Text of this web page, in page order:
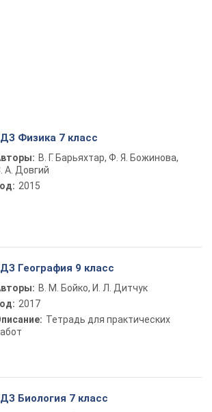
Физика 7 класс
В. Г. Барьяхтар, Ф. Я. Божинова,
А. Довгий
2015
География 9 класс
В. М. Бойко, И. Л. Дитчук
2017
Тетрадь для практических
Биология 7 класс